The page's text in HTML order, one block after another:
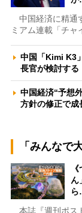
中国経済に精通
ミアム連載「チャ
中国「Kimi K3
長官が検討す
中国経済“予想
方針の修正で
「みんなで
ん
本誌『週刊ポス